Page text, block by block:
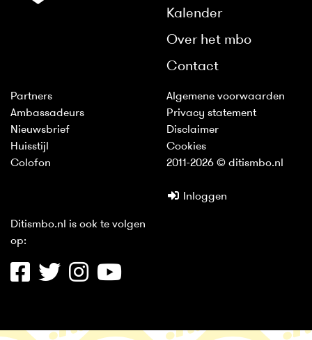
Kalender
Over het mbo
Contact
Partners
Ambassadeurs
Nieuwsbrief
Huisstijl
Colofon
Algemene voorwaarden
Privacy statement
Disclaimer
Cookies
2011-2026 © ditismbo.nl
Inloggen
Ditismbo.nl is ook te volgen
op: